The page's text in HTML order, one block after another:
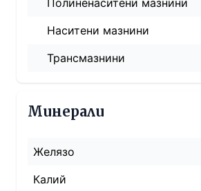
Полиненаситени мазнини
Наситени мазнини
Трансмазнини
Минерали
Желязо
Калий